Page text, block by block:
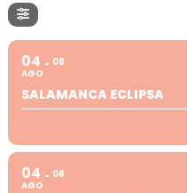
04
AGO
08
SALAMANCA ECLIPSA
04
AGO
08